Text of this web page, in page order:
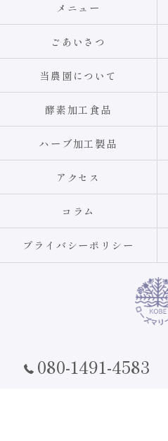
080-1491-4583
メニュー
ごあいさつ
当農園について
酵素加工食品
ハーブ加工製品
アクセス
コラム
プライバシーポリシー
© 2026 兵庫県神戸市のレストランなら